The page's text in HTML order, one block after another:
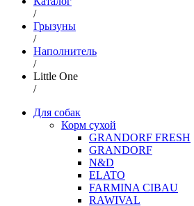
/
Грызуны
/
Наполнитель
/
Little One
/
Для собак
Корм сухой
GRANDORF FRESH
GRANDORF
N&D
ELATO
FARMINA CIBAU
RAWIVAL